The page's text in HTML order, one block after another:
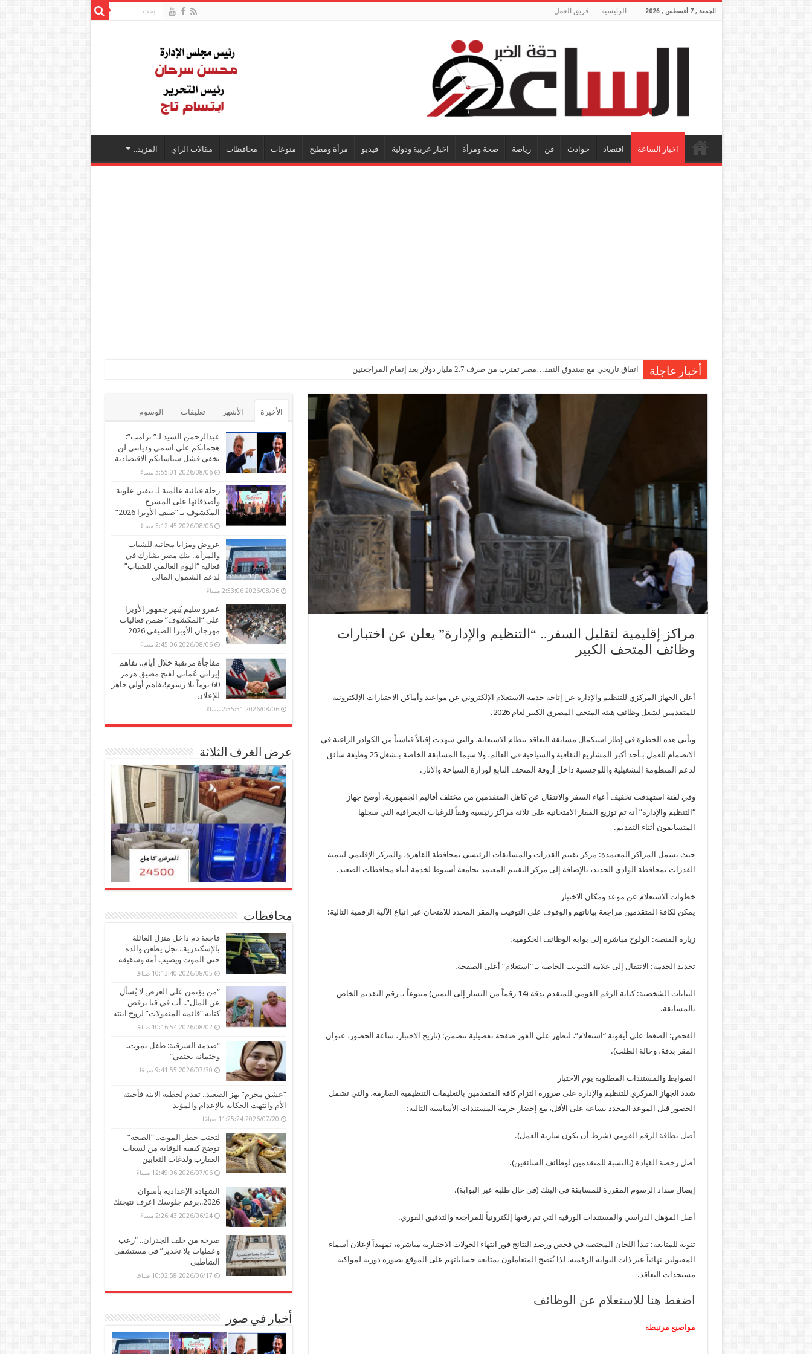
الجمعة , 7 أغسطس , 2026 الرئيسية فريق العمل
اخبار الساعة اقتصاد حوادث فن رياضة صحة ومرأة اخبار عربية ودولية فيديو مرأة ومطبخ منوعات محافظات مقالات الراي المزيد..
أخبار عاجلة اتفاق تاريخي مع صندوق النقد…مصر تقترب من صرف 2.7 مليار دولار بعد إتمام المراجعتين
مراكز إقليمية لتقليل السفر.. “التنظيم والإدارة” يعلن عن اختبارات
وظائف المتحف الكبير
أعلن الجهاز المركزي للتنظيم والإدارة عن إتاحة خدمة الاستعلام الإلكتروني عن مواعيد وأماكن الاختبارات الإلكترونية
للمتقدمين لشغل وظائف هيئة المتحف المصري الكبير لعام 2026.
وتأتي هذه الخطوة في إطار استكمال مسابقة التعاقد بنظام الاستعانة، والتي شهدت إقبالاً قياسياً من الكوادر الراغبة في
الانضمام للعمل بـأحد أكبر المشاريع الثقافية والسياحية في العالم، ولا سيما المسابقة الخاصة بـشغل 25 وظيفة سائق
لدعم المنظومة التشغيلية واللوجستية داخل أروقة المتحف التابع لوزارة السياحة والآثار.
وفي لفتة استهدفت تخفيف أعباء السفر والانتقال عن كاهل المتقدمين من مختلف أقاليم الجمهورية، أوضح جهاز
“التنظيم والإدارة” أنه تم توزيع المقار الامتحانية على ثلاثة مراكز رئيسية وفقاً للرغبات الجغرافية التي سجلها
المتسابقون أثناء التقديم.
حيث تشمل المراكز المعتمدة: مركز تقييم القدرات والمسابقات الرئيسي بمحافظة القاهرة، والمركز الإقليمي لتنمية
القدرات بمحافظة الوادي الجديد، بالإضافة إلى مركز التقييم المعتمد بجامعة أسيوط لخدمة أبناء محافظات الصعيد.
خطوات الاستعلام عن موعد ومكان الاختبار
يمكن لكافة المتقدمين مراجعة بياناتهم والوقوف على التوقيت والمقر المحدد للامتحان عبر اتباع الآلية الرقمية التالية:
زيارة المنصة: الولوج مباشرة إلى بوابة الوظائف الحكومية.
تحديد الخدمة: الانتقال إلى علامة التبويب الخاصة بـ “استعلام” أعلى الصفحة.
البيانات الشخصية: كتابة الرقم القومي للمتقدم بدقة (14 رقماً من اليسار إلى اليمين) متبوعاً بـ رقم التقديم الخاص
بالمسابقة.
الفحص: الضغط على أيقونة “استعلام”، لتظهر على الفور صفحة تفصيلية تتضمن: (تاريخ الاختبار، ساعة الحضور، عنوان
المقر بدقة، وحالة الطلب).
الضوابط والمستندات المطلوبة يوم الاختبار
شدد الجهاز المركزي للتنظيم والإدارة على ضرورة التزام كافة المتقدمين بالتعليمات التنظيمية الصارمة، والتي تشمل
الحضور قبل الموعد المحدد بساعة على الأقل، مع إحضار حزمة المستندات الأساسية التالية:
أصل بطاقة الرقم القومي (شرط أن تكون سارية العمل).
أصل رخصة القيادة (بالنسبة للمتقدمين لوظائف السائقين).
إيصال سداد الرسوم المقررة للمسابقة في البنك (في حال طلبه عبر البوابة).
أصل المؤهل الدراسي والمستندات الورقية التي تم رفعها إلكترونياً للمراجعة والتدقيق الفوري.
تنويه للمتابعة: تبدأ اللجان المختصة في فحص ورصد النتائج فور انتهاء الجولات الاختبارية مباشرة، تمهيداً لإعلان أسماء
المقبولين نهائياً عبر ذات البوابة الرقمية، لذا يُنصح المتعاملون بمتابعة حساباتهم على الموقع بصورة دورية لمواكبة
مستجدات التعاقد.
اضغط هنا للاستعلام عن الوظائف
مواضيع مرتبطة
الأخيرة الأشهر تعليقات الوسوم
عبدالرحمن السيد لـ” ترامب”:
هجماتكم على اسمي وديانتي لن
تخفي فشل سياساتكم الاقتصادية
2026/08/06 3:55:01 مساءً
رحلة غنائية عالمية لـ نيفين علوبة
وأصدقائها على المسرح
المكشوف بـ “صيف الأوبرا 2026”
2026/08/06 3:12:45 مساءً
عروض ومزايا مجانية للشباب
والمرأة.. بنك مصر يشارك في
فعالية “اليوم العالمي للشباب”
لدعم الشمول المالي
2026/08/06 2:53:06 مساءً
عمرو سليم يُبهر جمهور الأوبرا
على “المكشوف” ضمن فعاليات
مهرجان الأوبرا الصيفي 2026
2026/08/06 2:45:06 مساءً
مفاجأة مرتقبة خلال أيام.. تفاهم
إيراني عُماني لفتح مضيق هرمز
60 يوماً بلا رسوم!تفاهم أولي جاهز
للإعلان
2026/08/06 2:35:51 مساءً
عرض الغرف الثلاثة
محافظات
فاجعة دم داخل منزل العائلة
بالإسكندرية.. نجل يطعن والده
حتى الموت ويصيب أمه وشقيقه
2026/08/05 10:13:40 صباحًا
“من يؤتمن على العرض لا يُسأل
عن المال”.. أب في قنا يرفض
كتابة “قائمة المنقولات” لزوج ابنته
2026/08/02 10:16:54 صباحًا
“صدمة الشرقية: طفل يموت..
وجثمانه يختفي”
2026/07/30 9:41:55 صباحًا
“عشق محرم” يهز الصعيد.. تقدم لخطبة الابنة فأحبته
الأم وانتهت الحكاية بالإعدام والمؤبد
2026/07/20 11:25:24 صباحًا
لتجنب خطر الموت.. “الصحة”
توضح كيفية الوقاية من لسعات
العقارب ولدغات الثعابين
2026/07/06 12:49:06 مساءً
الشهادة الإعدادية بأسوان
2026..برقم جلوسك اعرف نتيجتك
2026/06/24 2:26:43 مساءً
صرخة من خلف الجدران.. “رعب
وعمليات بلا تخدير” في مستشفى
الشاطبي
2026/06/17 10:02:58 صباحًا
أخبار في صور